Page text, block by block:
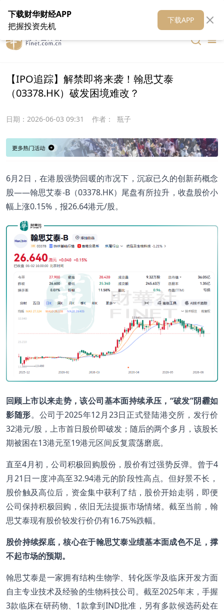
在线客服 关于我们 财华媒体矩阵 财华智库
【IPO追踪】解禁即将来袭！翰思艾泰
（03378.HK）破发困境难改？
日期： 2026-06-03 09:31 作者： 瓶子
6月2日，在港股强势回暖的市况下，沉寂已久的创新药概念
股——翰思艾泰-B（03378.HK）尾盘有所拉升，收盘股价小
幅上涨0.15%，报26.64港元/股。
回顾上市以来走势，该公司基本面持续承压，“破发”阴霾如
影随形。公司于2025年12月23日正式登陆港交所，发行价
32港元/股，上市首日股价即破发；随后的两个多月，该股长
期被困在13港元至19港元区间反复震荡磨底。
直至4月初，公司积极回购股份，股价有过强势反弹。曾于4
月21日一度冲高至32.94港元的阶段性高点。但好景不长，
股价触及高位后，资金集中获利了结，股价开始走弱，即便
公司保持积极回购，依旧无法提振市场情绪。截至当前，翰
思艾泰现有股价较发行价仍有16.75%跌幅。
股价持续探底，核心在于翰思艾泰业绩基本面成色不足，撑
不起市场的预期。
翰思艾泰是一家拥有结构生物学、转化医学及临床开发方面
自主专业技术及经验的生物科技公司。截至2025年末，手握
3款临床在研药物、1款拿到IND批准，另有多款候选药处在
下载财华财经APP
把握投资先机
下载APP